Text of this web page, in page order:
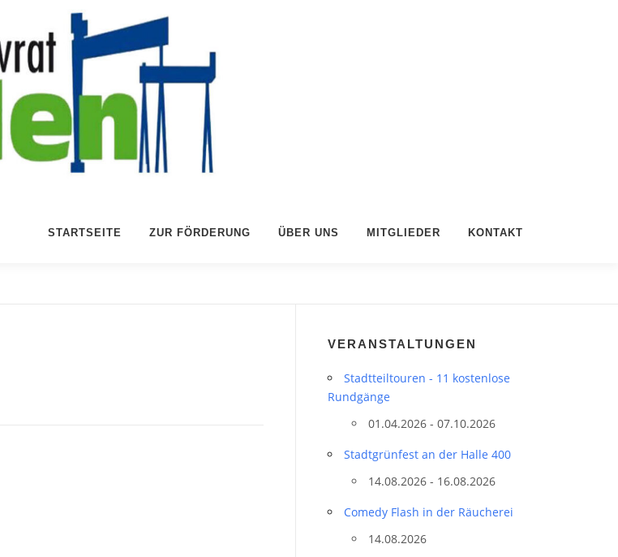
STARTSEITE ZUR FÖRDERUNG ÜBER UNS MITGLIEDER KONTAKT
VERANSTALTUNGEN
Stadtteil­touren - 11 kostenlose
Rundgänge
01.04.2026 - 07.10.2026
Stadtgrünfest an der Halle 400
14.08.2026 - 16.08.2026
Comedy Flash in der Räucherei
14.08.2026